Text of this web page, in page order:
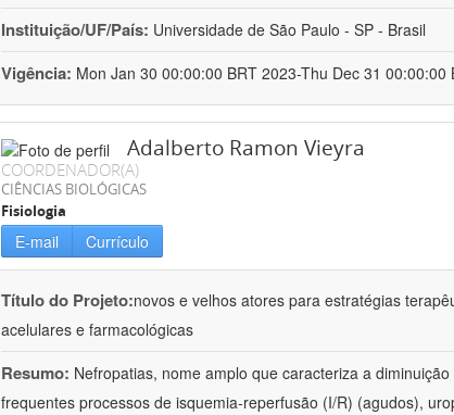
Instituição/UF/País: Universidade de São Paulo - SP - Brasil
Vigência: Mon Jan 30 00:00:00 BRT 2023-Thu Dec 31 00:00:00
Adalberto Ramon Vieyra
COORDENADOR(A)
CIÊNCIAS BIOLÓGICAS
Fisiologia
E-mail Currículo
Título do Projeto:novos e velhos atores para estratégias
acelulares e farmacológicas
Resumo: Nefropatias, nome amplo que caracteriza a
frequentes processos de isquemia-reperfusão (I/R) (agudos),